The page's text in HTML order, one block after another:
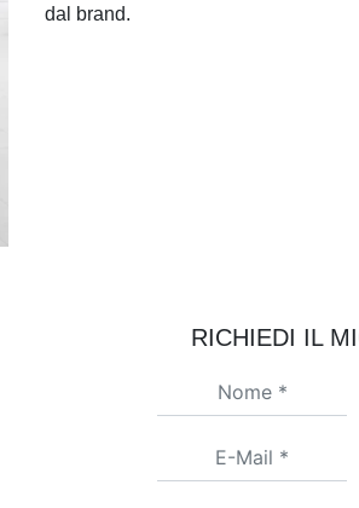
dal brand.
RICHIEDI IL